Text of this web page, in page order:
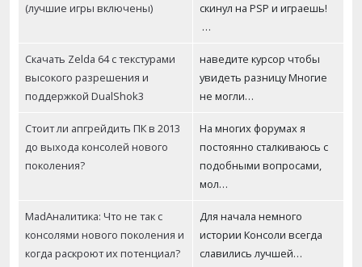
(лучшие игры включены)
скинул на PSP и играешь!
…
Скачать Zelda 64 с текстурами
высокого разрешения и
поддержкой DualShok3
наведите курсор чтобы
увидеть разницу Многие
не могли…
Стоит ли апгрейдить ПК в 2013
до выхода консолей нового
поколения?
На многих форумах я
постоянно сталкиваюсь с
подобными вопросами,
мол…
MadАналитика: Что не так с
консолями нового поколения и
когда раскроют их потенциал?
Для начала немного
истории Консоли всегда
славились лучшей…